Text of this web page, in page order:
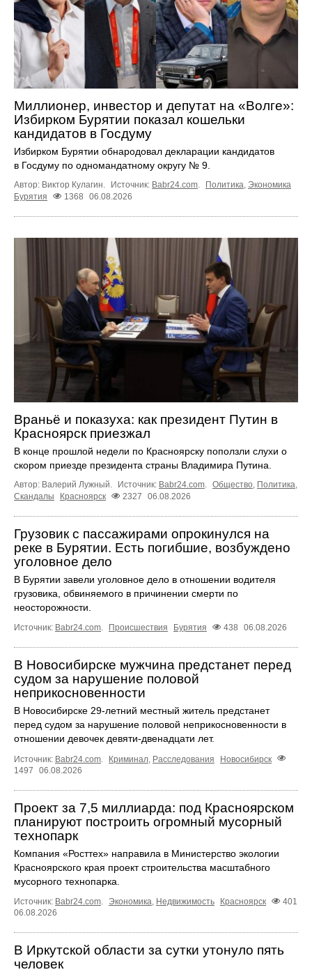
Миллионер, инвестор и депутат на «Волге»:
Избирком Бурятии показал кошельки
кандидатов в Госдуму
Избирком Бурятии обнародовал декларации кандидатов
в Госдуму по одномандатному округу № 9.
Автор: Виктор Кулагин. Источник: Babr24.com Политика Экономика
Бурятия
1368 06.08.2026
Враньё и показуха: как президент Путин в
Красноярск приезжал
В конце прошлой недели по Красноярску поползли слухи о
скором приезде президента страны Владимира Путина.
Автор: Валерий Лужный. Источник: Babr24.com. Общество, Политика,
Скандалы
Красноярск 2327 06.08.2026
Грузовик с пассажирами опрокинулся на
реке в Бурятии. Есть погибшие, возбуждено
уголовное дело
В Бурятии завели уголовное дело в отношении водителя
грузовика, обвиняемого в причинении смерти по
неосторожности.
Источник: Babr24.com. Происшествия Бурятия 438 06.08.2026
В Новосибирске мужчина предстанет перед
судом за нарушение половой
неприкосновенности
В Новосибирске 29-летний местный житель предстанет
перед судом за нарушение половой неприкосновенности в
отношении девочек девяти-двенадцати лет.
Источник: Babr24.com Криминал Расследования
Новосибирск
1497
06.08.2026
Проект за 7,5 миллиарда: под Красноярском
планируют построить огромный мусорный
технопарк
Компания «Росттех» направила в Министерство экологии
Красноярского края проект строительства масштабного
мусорного технопарка.
Источник: Babr24.com Экономика Недвижимость Красноярск
401
06.08.2026
В Иркутской области за сутки утонуло пять
человек